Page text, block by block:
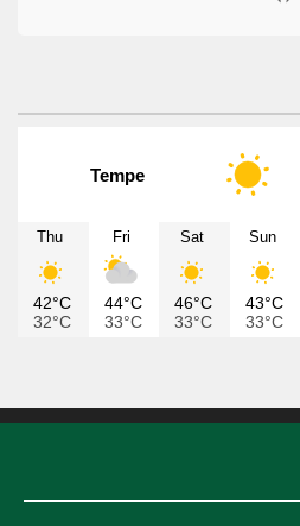
Tempe
Thu
42°C
32°C
Fri
44°C
33°C
Sat
46°C
33°C
Sun
43°C
33°C